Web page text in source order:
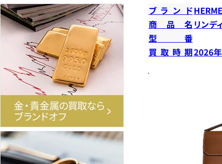
ブランド
商品名 リンデ
型番
買取時期2026